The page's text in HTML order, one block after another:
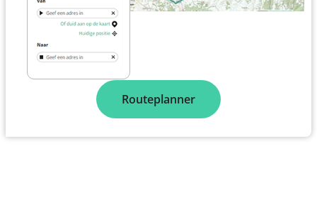
Routeplanner